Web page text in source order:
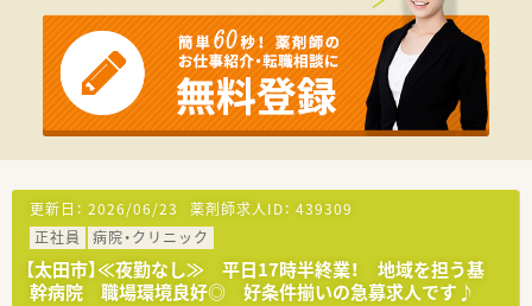
更新日： 2026/06/23 薬剤師求人ID： 439309
正社員
病院・クリニック
【太田市】≪夜勤なし≫ 平日17時半終業！ 地域を担う基
幹病院 職場環境良好◎ 好条件揃いの急募求人です♪